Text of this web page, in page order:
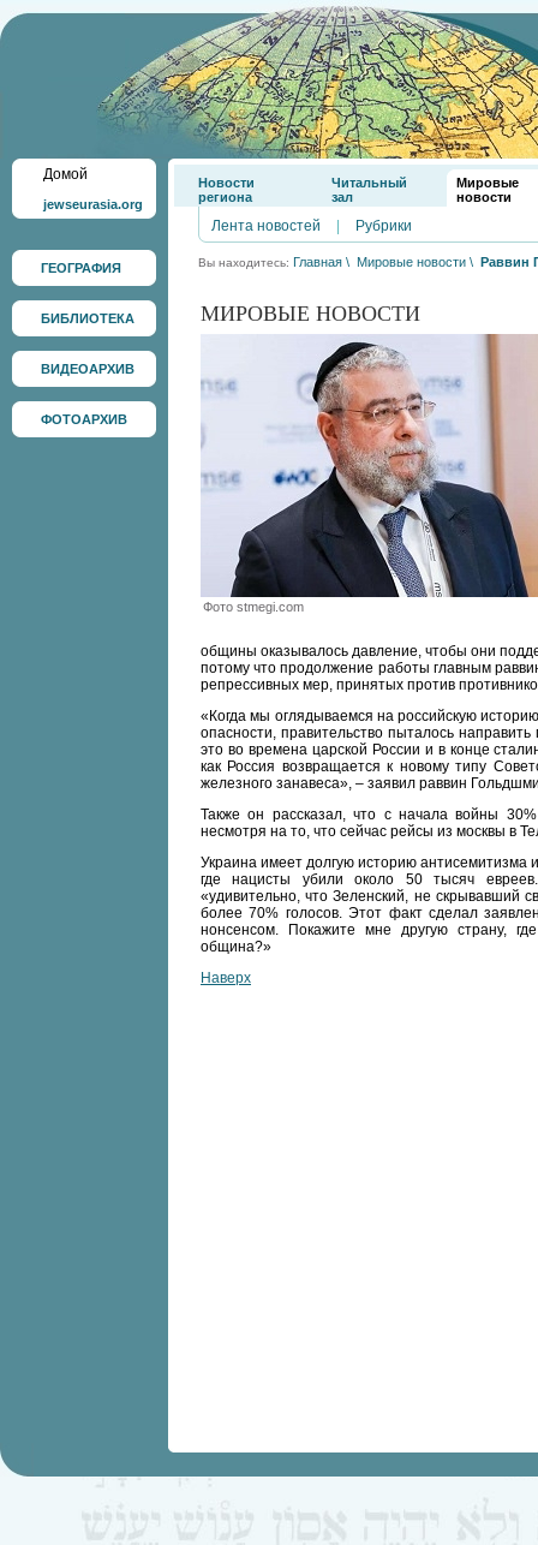
Домой
jewseurasia.org
ГЕОГРАФИЯ
БИБЛИОТЕКА
ВИДЕОАРХИВ
ФОТОАРХИВ
Новости
региона
Читальный
зал
Мировые
новости
Лента новостей Рубрики
Вы находитесь: Главная \ Мировые новости \ Раввин
МИРОВЫЕ НОВОСТИ
Фото stmegi.com
общины оказывалось давление, чтобы они
потому что продолжение работы главным
репрессивных мер, принятых против
«Когда мы оглядываемся на российскую
опасности, правительство пыталось
это во времена царской России и в конце
как Россия возвращается к новому типу
железного занавеса», – заявил раввин
Также он рассказал, что с начала войны
несмотря на то, что сейчас рейсы из москвы в
Украина имеет долгую историю антисемитизма
где нацисты убили около 50 тысяч
«удивительно, что Зеленский, не скрывавший
более 70% голосов. Этот факт сделал
нонсенсом. Покажите мне другую страну,
община?»
Наверх